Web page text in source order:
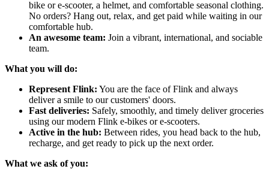
bike or e-scooter, a helmet, and comfortable seasonal clothing.
No orders? Hang out, relax, and get paid while waiting in our
comfortable hub.
An awesome team: Join a vibrant, international, and sociable
team.
What you will do:
Represent Flink: You are the face of Flink and always
deliver a smile to our customers' doors.
Fast deliveries: Safely, smoothly, and timely deliver groceries
using our modern Flink e-bikes or e-scooters.
Active in the hub: Between rides, you head back to the hub,
recharge, and get ready to pick up the next order.
What we ask of you: